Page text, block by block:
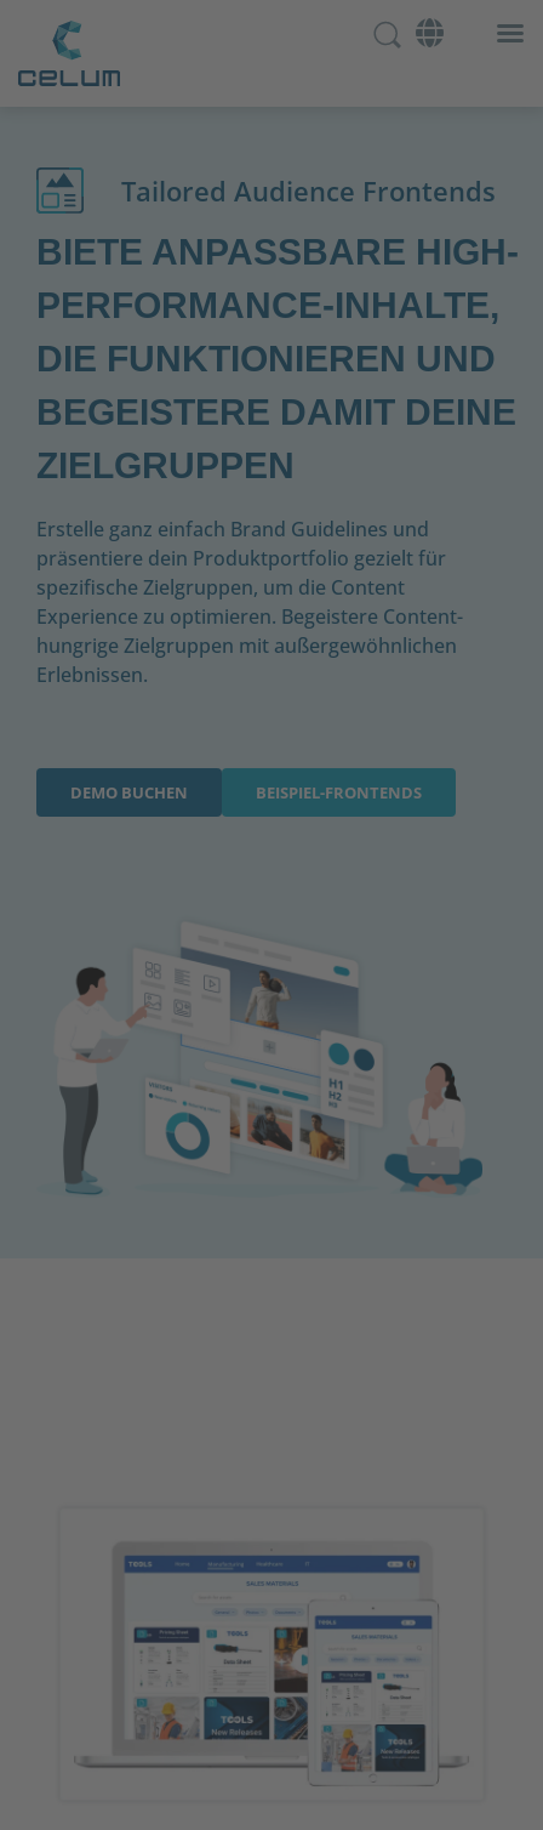
Tailored Audience Frontends
BIETE ANPASSBARE HIGH-
PERFORMANCE-INHALTE,
DIE FUNKTIONIEREN UND
BEGEISTERE DAMIT DEINE
ZIELGRUPPEN
Erstelle ganz einfach Brand Guidelines und
präsentiere dein Produktportfolio gezielt für
spezifische Zielgruppen, um die Content
Experience zu optimieren. Begeistere Content-
hungrige Zielgruppen mit außergewöhnlichen
Erlebnissen.
DEMO BUCHEN BEISPIEL-FRONTENDS